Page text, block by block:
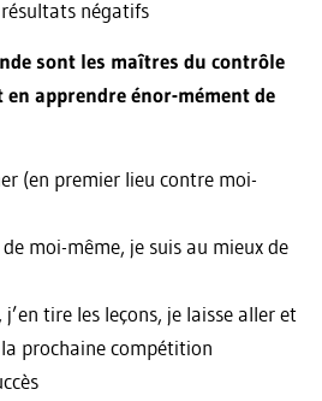
négatifs
sont les maîtres du contrôle
en apprendre énor-mément de
(en premier lieu contre moi-
moi-même, je suis au mieux de
j’en tire les leçons, je laisse aller et
prochaine compétition